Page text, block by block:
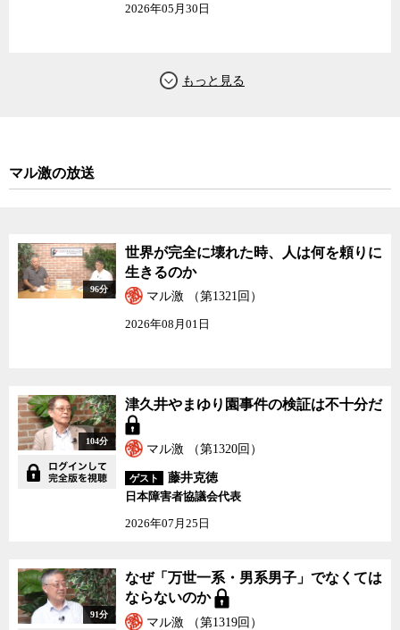
2026年05月30日
マル激の放送
96分
世界が完全に壊れた時、人は何を頼りに
生きるのか
マル激 （第1321回）
2026年08月01日
104分
津久井やまゆり園事件の検証は不十分だ
マル激 （第1320回）
ゲスト
藤井克徳
日本障害者協議会代表
2026年07月25日
91分
なぜ「万世一系・男系男子」でなくては
ならないのか
マル激 （第1319回）